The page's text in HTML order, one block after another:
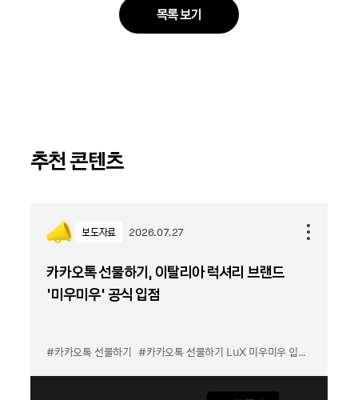
목록 보기
추천 콘텐츠
보도자료 2026.07.27
카카오톡 선물하기, 이탈리아 럭셔리 브랜드
'미우미우' 공식 입점
#카카오톡 선물하기 #카카오톡 선물하기 LuX 미우미우 입점